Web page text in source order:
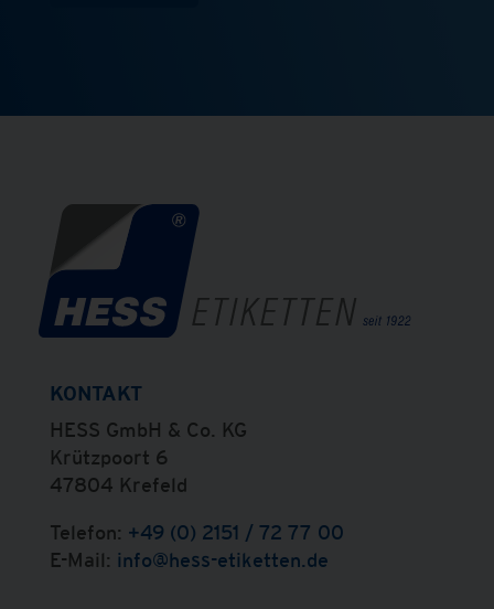
KONTAKT
HESS GmbH & Co. KG
Krützpoort 6
47804 Krefeld
Telefon: +49 (0) 2151 / 72 77 00
E-Mail: info@hess-etiketten.de